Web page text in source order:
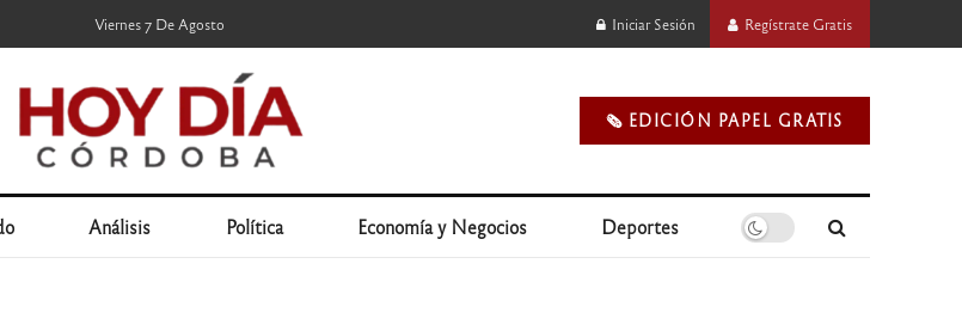
Viernes 7 De Agosto Iniciar Sesión Regístrate Gratis
🗞️ EDICIÓN PAPEL GRATIS
Análisis Política Economía y Negocios Deportes